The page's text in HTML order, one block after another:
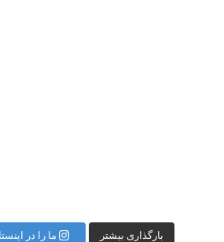
بارگذاری بیشتر ما را در